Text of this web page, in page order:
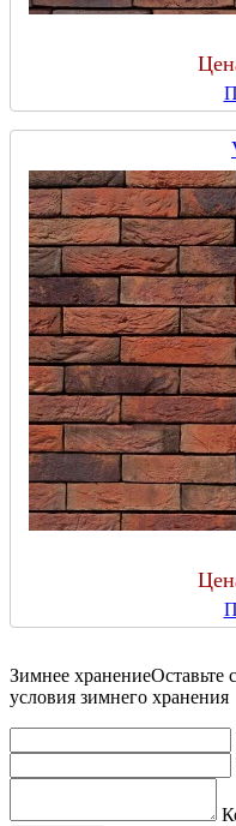
Зимнее хранениеОставьте
условия зимнего хранения